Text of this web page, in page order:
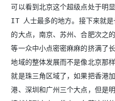
可以看到北京这个超级点处于明
IT 人士最多的地方。接下来就
的大点，南京、苏州、合肥次之
等一众中小点密密麻麻的挤满了
地域的整体发展而不是像北京那
就是珠三角区域了，如果把香港
港、深圳和广州三个大点，但是